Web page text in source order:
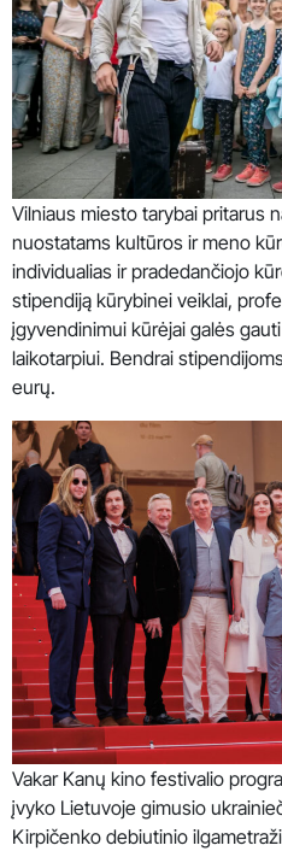
Vilniaus miesto tarybai pritarus
nuostatams kultūros ir meno
individualias ir pradedančiojo
stipendiją kūrybinei veiklai,
įgyvendinimui kūrėjai galės
laikotarpiui. Bendrai
eurų.
Vakar Kanų kino festivalio
įvyko Lietuvoje gimusio
Kirpičenko debiutinio